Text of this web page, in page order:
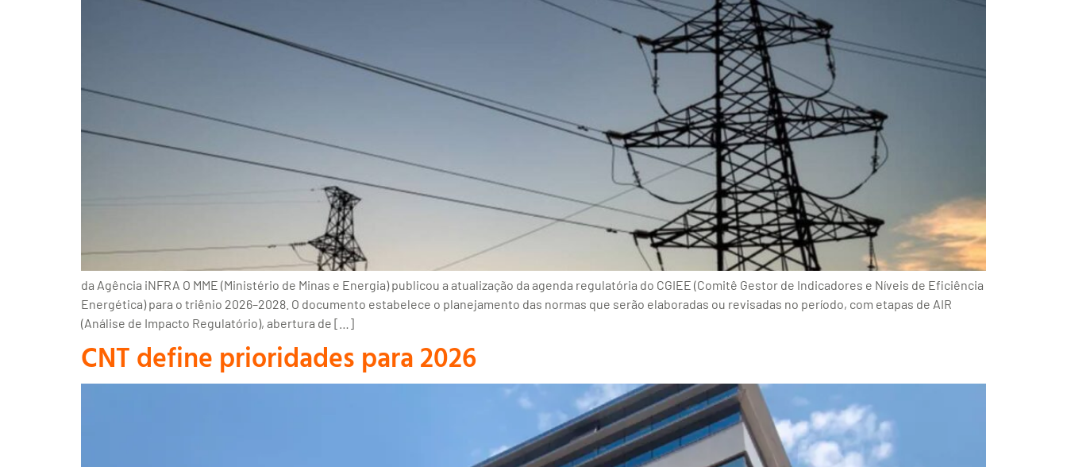
da Agência iNFRA O MME (Ministério de Minas e Energia) publicou a atualização da agenda regulatória do CGIEE (Comitê Gestor de Indicadores e Níveis de Eficiência
Energética) para o triênio 2026–2028. O documento estabelece o planejamento das normas que serão elaboradas ou revisadas no período, com etapas de AIR
(Análise de Impacto Regulatório), abertura de […]
CNT define prioridades para 2026